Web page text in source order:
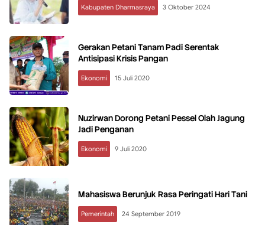
Kabupaten Dharmasraya 3 Oktober 2024
Gerakan Petani Tanam Padi Serentak
Antisipasi Krisis Pangan
Ekonomi 15 Juli 2020
Nuzirwan Dorong Petani Pessel Olah Jagung
Jadi Penganan
Ekonomi 9 Juli 2020
Mahasiswa Berunjuk Rasa Peringati Hari Tani
Pemerintah 24 September 2019